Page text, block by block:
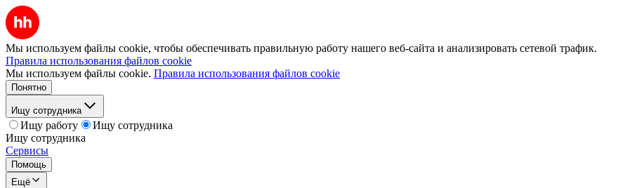
Мы используем файлы cookie, чтобы обеспечивать правильную работу нашего веб-сайта и анализировать сетевой трафик.
Правила использования файлов cookie
Мы используем файлы cookie. Правила использования файлов cookie
Понятно
Ищу сотрудника
Ищу работу
Ищу сотрудника
Ищу сотрудника
Сервисы
Помощь
Ещё